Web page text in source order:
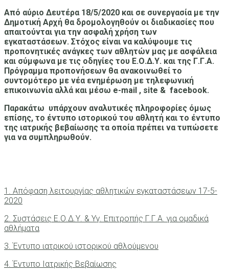
Από αύριο Δευτέρα 18/5/2020 και σε συνεργασία με την
Δημοτική Αρχή θα δρομολογηθούν οι διαδικασίες που
απαιτούνται για την ασφαλή χρήση των
εγκαταστάσεων. Στόχος είναι να καλύψουμε τις
προπονητικές ανάγκες των αθλητών μας με ασφάλεια
και σύμφωνα με τις οδηγίες του Ε.Ο.Δ.Υ. και της Γ.Γ.Α.
Πρόγραμμα προπονήσεων θα ανακοινωθεί το
συντομότερο με νέα ενημέρωση με τηλεφωνική
επικοινωνία αλλά και μέσω e-mail , site & facebook.
Παρακάτω υπάρχουν αναλυτικές πληροφορίες όμως
επίσης, το έντυπο ιστορικού του αθλητή και το έντυπο
της ιατρικής βεβαίωσης τα οποία πρέπει να τυπώσετε
για να συμπληρωθούν.
1. Απόφαση λειτουργίας αθλητικών εγκαταστάσεων 17-5-
2020
2. Συστάσεις Ε.Ο.Δ.Υ. & Υγ. Επιτροπής Γ.Γ.Α. για ομαδικά
αθλήματα
3. Έντυπο ιατρικού ιστορικού αθλούμενου
4. Έντυπο Ιατρικής Βεβαίωσης